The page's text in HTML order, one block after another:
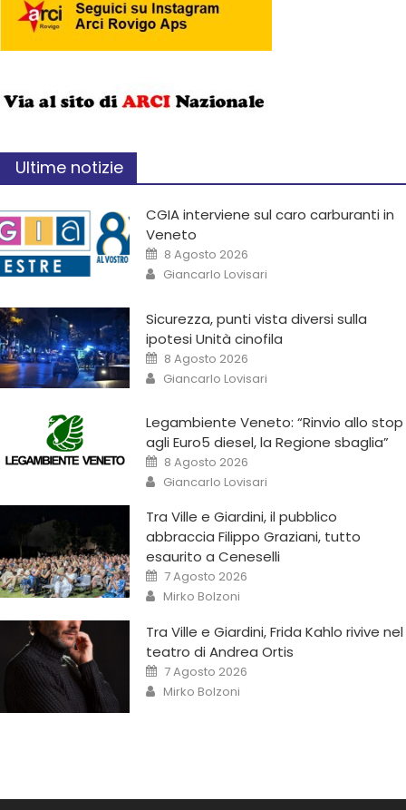
Ultime notizie
CGIA interviene sul caro carburanti in
Veneto
8 Agosto 2026
Giancarlo Lovisari
Sicurezza, punti vista diversi sulla
ipotesi Unità cinofila
8 Agosto 2026
Giancarlo Lovisari
Legambiente Veneto: “Rinvio allo stop
agli Euro5 diesel, la Regione sbaglia”
8 Agosto 2026
Giancarlo Lovisari
Tra Ville e Giardini, il pubblico
abbraccia Filippo Graziani, tutto
esaurito a Ceneselli
7 Agosto 2026
Mirko Bolzoni
Tra Ville e Giardini, Frida Kahlo rivive nel
teatro di Andrea Ortis
7 Agosto 2026
Mirko Bolzoni